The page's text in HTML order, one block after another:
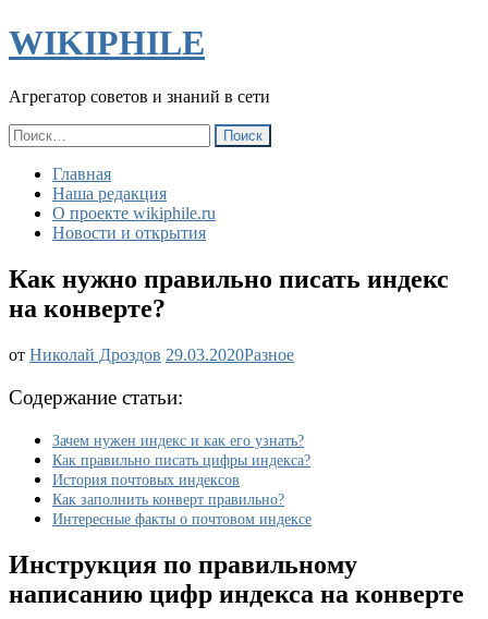
WIKIPHILE
Агрегатор советов и знаний в сети
Найти:
Главная
Наша редакция
О проекте wikiphile.ru
Новости и открытия
Как нужно правильно писать индекс
на конверте?
от Николай Дроздов 29.03.2020Как
на
конверте?
Разное
Содержание статьи:
Зачем нужен индекс и как его узнать?
Как правильно писать цифры индекса?
История почтовых индексов
Как заполнить конверт правильно?
Интересные факты о почтовом индексе
Инструкция по правильному
написанию цифр индекса на конверте